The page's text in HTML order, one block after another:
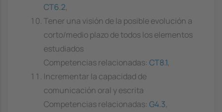
CT6.2,
Tener una visión de la posible evolución a
corto/medio plazo de todos los elementos
estudiados
Competencias relacionadas: CT8.1,
Incrementar la capacidad de
comunicación oral y escrita
Competencias relacionadas: G4.3,